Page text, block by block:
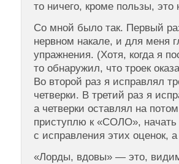
то ничего, кроме пользы, это
Со мной было так. Первый
нервном накале, и для меня
упражнения. (Хотя, когда я
то обнаружил, что троек
Во второй раз я исправлял
четверки. В третий раз я
а четверки оставлял на
приступлю к «СОЛО», начать
с исправления этих оценок,
«Лорды, вдовы» — это,